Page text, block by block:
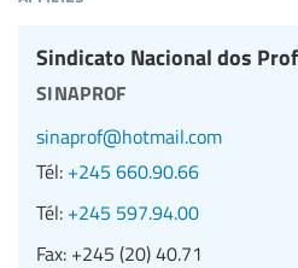
Sindicato Nacional dos
sinaprof
sinaprof@hotmail.com
Tél: +245 660.90.66
Tél: +245 597.94.00
Fax: +245 (20) 40.71